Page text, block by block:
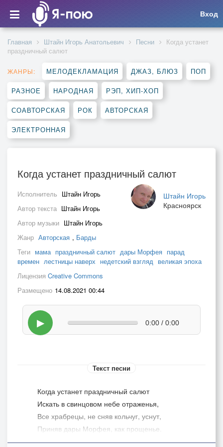
Вход
Главная Штайн Игорь Анатольевич Песни
Когда устанет
праздничный салют
ЖАНРЫ: МЕЛОДЕКЛАМАЦИЯ ДЖАЗ, БЛЮЗ ПОП
РАЗНОЕ НАРОДНАЯ РЭП, ХИП-ХОП
СОАВТОРСКАЯ РОК АВТОРСКАЯ
ЭЛЕКТРОННАЯ
Когда устанет праздничный салют
Штайн Игорь
Красноярск
Исполнитель Штайн Игорь
Автор текста Штайн Игорь
Автор музыки Штайн Игорь
Жанр Авторская , Барды
Теги мама праздничный салют дары Морфея парад
времен лестницы наверх недетский взгляд великая эпоха
Лицензия Creative Commons
Размещено 14.08.2021 00:44
▶ 0:00 / 0:00
Текст песни
Когда устанет праздничный салют
Искать в свинцовом небе отраженья,
Все храбрецы, не сняв кольчуг, уснут,
Приняв дары Морфея, как прощенье.
Но солнечный парад иных времён